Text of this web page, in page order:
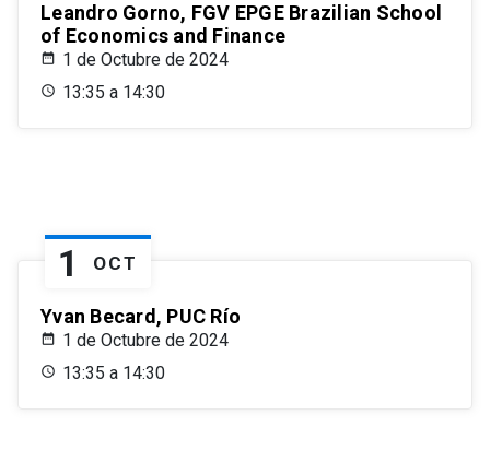
Leandro Gorno, FGV EPGE Brazilian School
of Economics and Finance
1 de Octubre de 2024
13:35 a 14:30
1 OCT
Yvan Becard, PUC Río
1 de Octubre de 2024
13:35 a 14:30